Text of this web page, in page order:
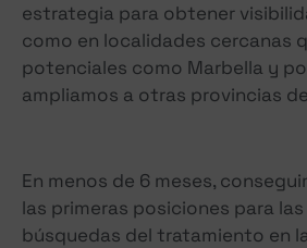
estrategia para obtener
como en localidades cercanas
potenciales como Marbella y
ampliamos a otras provincias
En menos de 6 meses,
las primeras posiciones para
búsquedas del tratamiento en